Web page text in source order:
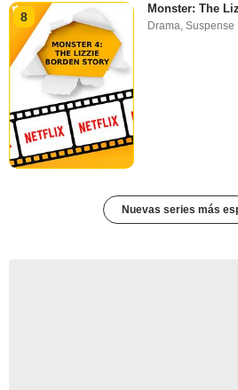
8
Monster: The
Drama,Suspense
Nuevas series más